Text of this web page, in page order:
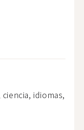
idiomas,